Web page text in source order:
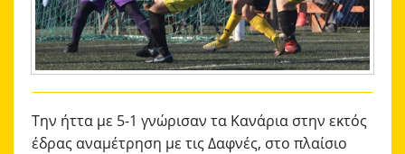
ΑΚΑΔΗΜΙΑ
ΜΠΑΣΚΕΤ
Την ήττα με 5-1 γνώρισαν τα Κανάρια στην εκτός
έδρας αναμέτρηση με τις Δαφνές, στο πλαίσιο